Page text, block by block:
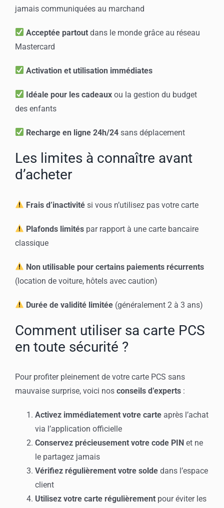
jamais communiquées au marchand
Acceptée partout dans le monde grâce au réseau
Mastercard
Activation et utilisation immédiates
Idéale pour les cadeaux ou la gestion du budget
des enfants
Recharge en ligne 24h/24 sans déplacement
Les limites à connaître avant
d’acheter
Frais d’inactivité si vous n’utilisez pas votre carte
Plafonds limités par rapport à une carte bancaire
classique
Non utilisable pour certains paiements récurrents
(location de voiture, hôtels avec caution)
Durée de validité limitée (généralement 2 à 3 ans)
Comment utiliser sa carte PCS
en toute sécurité ?
Pour profiter pleinement de votre carte PCS sans
mauvaise surprise, voici nos conseils d’experts :
Activez immédiatement votre carte après l’achat
via l’application officielle
Conservez précieusement votre code PIN et ne
le partagez jamais
Vérifiez régulièrement votre solde dans l’espace
client
Utilisez votre carte régulièrement pour éviter les